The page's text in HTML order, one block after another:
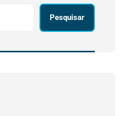
Pesquisar